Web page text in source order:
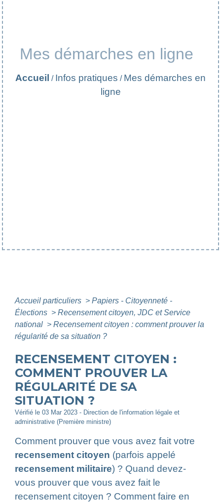
Mes démarches en ligne
Accueil / Infos pratiques / Mes démarches en
ligne
Accueil particuliers > Papiers - Citoyenneté -
Élections > Recensement citoyen, JDC et Service
national > Recensement citoyen : comment prouver la
régularité de sa situation ?
RECENSEMENT CITOYEN :
COMMENT PROUVER LA
RÉGULARITÉ DE SA
SITUATION ?
Vérifié le 03 Mar 2023 - Direction de l'information légale et
administrative (Première ministre)
Comment prouver que vous avez fait votre
recensement citoyen (parfois appelé
recensement militaire) ? Quand devez-
vous prouver que vous avez fait le
recensement citoyen ? Comment faire en